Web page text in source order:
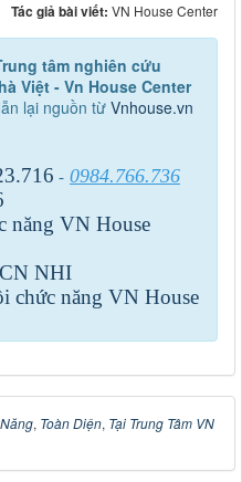
Tác giả bài viết: VN House Center
tâm nghiên cứu
Việt - Vn House Center
lại nguồn từ Vnhouse.vn
.716 - 0984.766.736
năng VN House
NHI
chức năng VN House
, Toàn Diện, Tại Trung Tâm VN